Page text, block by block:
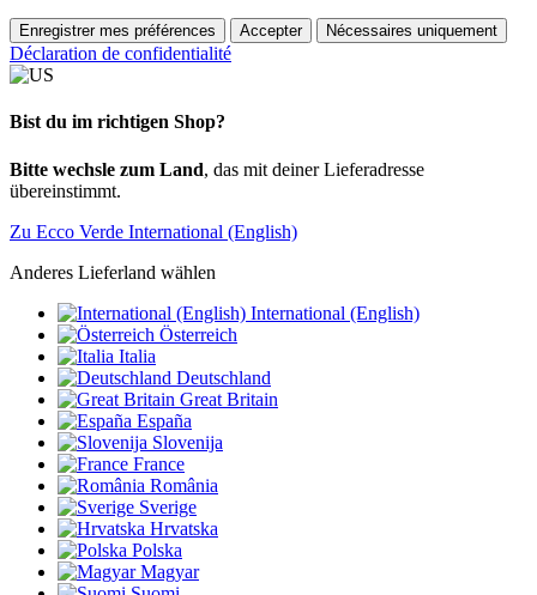
Enregistrer mes préférences Accepter Nécessaires uniquement
Déclaration de confidentialité
Bist du im richtigen Shop?
Bitte wechsle zum Land, das mit deiner Lieferadresse
übereinstimmt.
Zu Ecco Verde International (English)
Anderes Lieferland wählen
International (English)
Österreich
Italia
Deutschland
Great Britain
España
Slovenija
France
România
Sverige
Hrvatska
Polska
Magyar